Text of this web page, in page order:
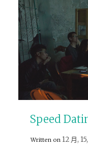
Speed
Written on 12 月,